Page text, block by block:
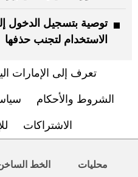
توصية بتسجيل الدخول
الاستخدام لتجنب حذفها
تعرف إلى الإمارات
الشروط والأحكام
الاشتراكات
محليات الخط